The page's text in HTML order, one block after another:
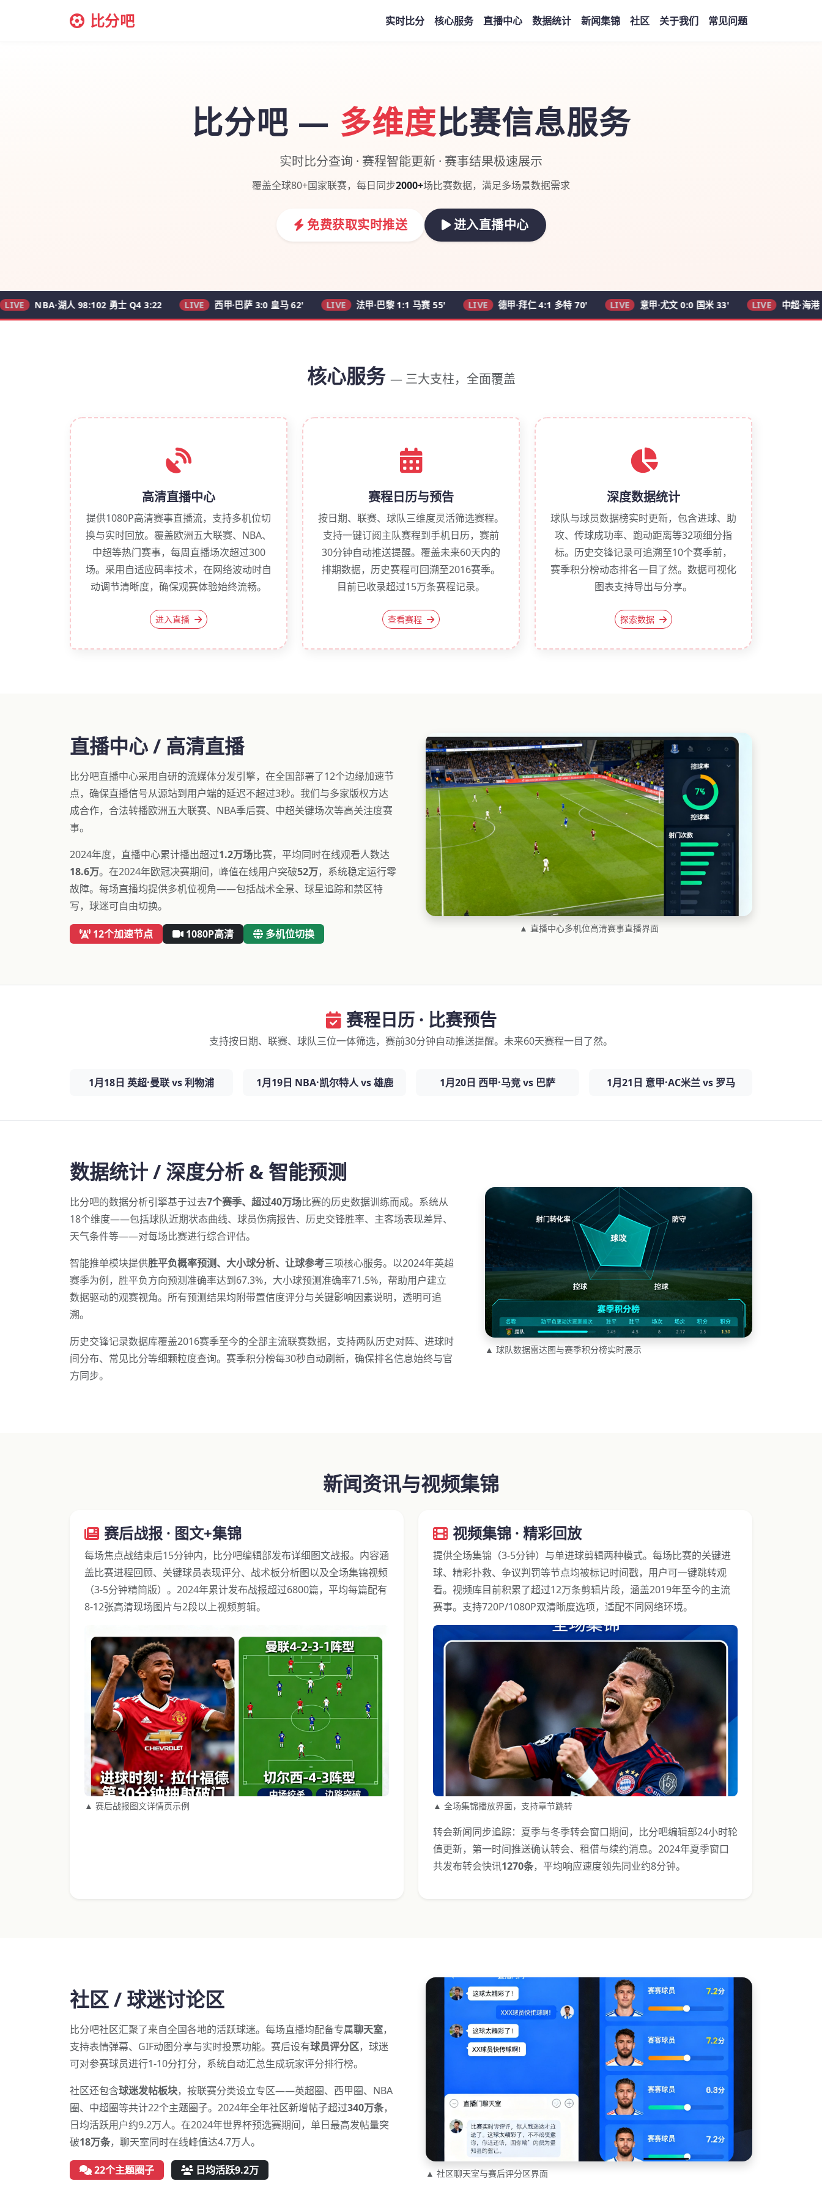
比分吧 实时比分 核心服务 直播中心 数据统计 新闻集锦 社区 关于我们 常见问题
比分吧 — 多维度比赛信息服务
实时比分查询 · 赛程智能更新 · 赛事结果极速展示
覆盖全球80+国家联赛，每日同步2000+场比赛数据，满足多场景数据需求
免费获取实时推送 进入直播中心
NBA·湖人 98:102 勇士 Q4 3:22 LIVE 西甲·巴萨 3:0 皇马 62' LIVE 法甲·巴黎 1:1 马赛 55' LIVE 德甲·拜仁 4:1 多特 70' LIVE 意甲·尤文 0:0 国米 33' LIVE 中超·海港 2:0 申
核心服务 — 三大支柱，全面覆盖
高清直播中心
提供1080P高清赛事直播流，支持多机位切
换与实时回放。覆盖欧洲五大联赛、NBA、
中超等热门赛事，每周直播场次超过300
场。采用自适应码率技术，在网络波动时自
动调节清晰度，确保观赛体验始终流畅。
进入直播
赛程日历与预告
按日期、联赛、球队三维度灵活筛选赛程。
支持一键订阅主队赛程到手机日历，赛前
30分钟自动推送提醒。覆盖未来60天内的
排期数据，历史赛程可回溯至2016赛季。
目前已收录超过15万条赛程记录。
查看赛程
深度数据统计
球队与球员数据榜实时更新，包含进球、助
攻、传球成功率、跑动距离等32项细分指
标。历史交锋记录可追溯至10个赛季前，
赛季积分榜动态排名一目了然。数据可视化
图表支持导出与分享。
探索数据
直播中心 / 高清直播
比分吧直播中心采用自研的流媒体分发引擎，在全国部署了12个边缘加速节
点，确保直播信号从源站到用户端的延迟不超过3秒。我们与多家版权方达
成合作，合法转播欧洲五大联赛、NBA季后赛、中超关键场次等高关注度赛
事。
2024年度，直播中心累计播出超过1.2万场比赛，平均同时在线观看人数达
18.6万。在2024年欧冠决赛期间，峰值在线用户突破52万，系统稳定运行零
故障。每场直播均提供多机位视角——包括战术全景、球星追踪和禁区特
写，球迷可自由切换。
12个加速节点 1080P高清 多机位切换 ▲ 直播中心多机位高清赛事直播界面
赛程日历 · 比赛预告
支持按日期、联赛、球队三位一体筛选，赛前30分钟自动推送提醒。未来60天赛程一目了然。
1月18日 英超·曼联 vs 利物浦 1月19日 NBA·凯尔特人 vs 雄鹿 1月20日 西甲·马竞 vs 巴萨 1月21日 意甲·AC米兰 vs 罗马
▲ 球队数据雷达图与赛季积分榜实时展示
数据统计 / 深度分析 & 智能预测
比分吧的数据分析引擎基于过去7个赛季、超过40万场比赛的历史数据训练而成。系统从
18个维度——包括球队近期状态曲线、球员伤病报告、历史交锋胜率、主客场表现差异、
天气条件等——对每场比赛进行综合评估。
智能推单模块提供胜平负概率预测、大小球分析、让球参考三项核心服务。以2024年英超
赛季为例，胜平负方向预测准确率达到67.3%，大小球预测准确率71.5%，帮助用户建立
数据驱动的观赛视角。所有预测结果均附带置信度评分与关键影响因素说明，透明可追
溯。
历史交锋记录数据库覆盖2016赛季至今的全部主流联赛数据，支持两队历史对阵、进球时
间分布、常见比分等细颗粒度查询。赛季积分榜每30秒自动刷新，确保排名信息始终与官
方同步。
新闻资讯与视频集锦
赛后战报 · 图文+集锦
每场焦点战结束后15分钟内，比分吧编辑部发布详细图文战报。内容涵
盖比赛进程回顾、关键球员表现评分、战术板分析图以及全场集锦视频
（3-5分钟精简版）。2024年累计发布战报超过6800篇，平均每篇配有
8-12张高清现场图片与2段以上视频剪辑。
▲ 赛后战报图文详情页示例
视频集锦 · 精彩回放
提供全场集锦（3-5分钟）与单进球剪辑两种模式。每场比赛的关键进
球、精彩扑救、争议判罚等节点均被标记时间戳，用户可一键跳转观
看。视频库目前积累了超过12万条剪辑片段，涵盖2019年至今的主流
赛事。支持720P/1080P双清晰度选项，适配不同网络环境。
▲ 全场集锦播放界面，支持章节跳转
转会新闻同步追踪：夏季与冬季转会窗口期间，比分吧编辑部24小时轮
值更新，第一时间推送确认转会、租借与续约消息。2024年夏季窗口
共发布转会快讯1270条，平均响应速度领先同业约8分钟。
社区 / 球迷讨论区
比分吧社区汇聚了来自全国各地的活跃球迷。每场直播均配备专属聊天室，
支持表情弹幕、GIF动图分享与实时投票功能。赛后设有球员评分区，球迷
可对参赛球员进行1-10分打分，系统自动汇总生成玩家评分排行榜。
社区还包含球迷发帖板块，按联赛分类设立专区——英超圈、西甲圈、NBA
圈、中超圈等共计22个主题圈子。2024年全年社区新增帖子超过340万条，
日均活跃用户约9.2万人。在2024年世界杯预选赛期间，单日最高发帖量突
破18万条，聊天室同时在线峰值达4.7万人。
22个主题圈子 日均活跃9.2万 ▲ 社区聊天室与赛后评分区界面